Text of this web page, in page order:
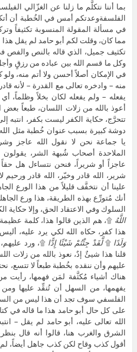
بما أننا نتكلَّم ما زلنا عن الغزّالي
الفلسفةوعدتكم أمس في الخُطبة أن
في مسألة المقولة المنسوبة تكثيفاً
مما كان، وقلت لكم أبو حامد لم يقل هذا
تكثيف جميل، الذي قاله بالنص والفص
وكل ما قسم الله بين عباده من رزقٍ
في الإمكان أصلاً أحسن ولا أتم منه،
منه – وادخره تعالى مع القدرة – لأنه
يفعله – ولم يفعله لكان بخلاً وظلماً،
أعوذ بالله من زلات اللسان، طبعاً بعض
تتحرَّج، حكاية الكفر ليست بكفر،
دوشة كبيرة بسبب عنوان خُطبة مثل الله
يا جماعة نحن لا نقول الله عاجز
الملاحدة أصحاب شُبهة الشر،
عاجزاً أو شريراً، فنحن نتساءل هل حقاً
شرير، الله قادر وخيّر، الله قادر ورحيم
علينا أن نتخفَّف قليلاً من هذا الورع
أنك مُتورِّع بهذه الطريقة، هذا ورع
السلوك وفي الاعتقاد الحق، وإلا حكاية
اللَّهُ ۩، هم الذين قالوا هذا، كلمة
هذا كفر، حكاه الله لكي يرد عليه،
وَلَدًا ۩لَّقَدْ جِئْتُمْ شَيْئًا إِدًّا۩، ورد
قلنا هذا شيئٌ إدٌ، نعوذ بالله من زلات
عليهم وأن ننقده بخُطبة طبعاً لا تتسع،
هناك أشياء مُكثَّفة لمَن فهمها، رأيت
يفهمها، من السهل أن تُنقِّد عليها ومن
الفلسفي سوف تجد أن هذا ليس من
على كل حال أبو حامد هذا ما قاله في
الله تعالى عليه، أبو حامد لم يقل –
الشرق والغرب هنا، قالوا أنه قال
أقول كذب وقاح لكن كذب جاهل أيضاً، لم